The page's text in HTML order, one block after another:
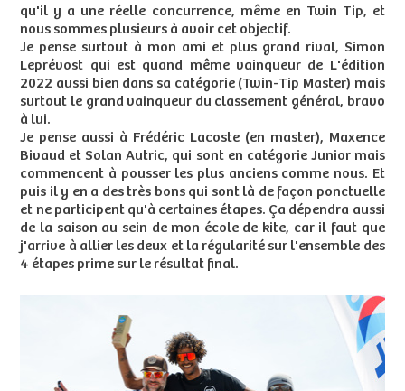
qu'il y a une réelle concurrence, même en Twin Tip, et
nous sommes plusieurs à avoir cet objectif.
Je pense surtout à mon ami et plus grand rival, Simon
Leprévost qui est quand même vainqueur de L'édition
2022 aussi bien dans sa catégorie (Twin-Tip Master) mais
surtout le grand vainqueur du classement général, bravo
à lui.
Je pense aussi à Frédéric Lacoste (en master), Maxence
Bivaud et Solan Autric, qui sont en catégorie Junior mais
commencent à pousser les plus anciens comme nous. Et
puis il y en a des très bons qui sont là de façon ponctuelle
et ne participent qu'à certaines étapes. Ça dépendra aussi
de la saison au sein de mon école de kite, car il faut que
j'arrive à allier les deux et la régularité sur l'ensemble des
4 étapes prime sur le résultat final.